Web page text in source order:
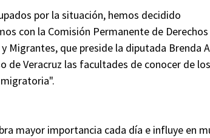
por la situación, hemos decidido
con la Comisión Permanente de Derechos
Migrantes, que preside la diputada Brenda
de Veracruz las facultades de conocer de los
mayor importancia cada día e influye en